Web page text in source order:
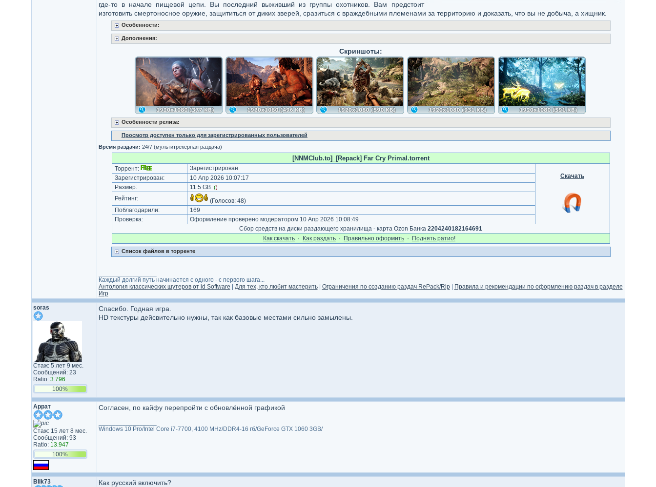
где-то в начале пищевой цепи. Вы последний выживший из группы охотников. Вам предстоит
изготовить смертоносное оружие, защититься от диких зверей, сразиться с враждебными племенами за территорию и доказать, что вы не добыча, а хищник.
Особенности:
Дополнения:
Скриншоты:
Особенности релиза:
Просмотр доступен только для зарегистрированных пользователей
Время раздачи: 24/7 (мультитрекерная раздача)
[NNMClub.to]_[Repack] Far Cry Primal.torrent
Торрент:
Зарегистрирован
Скачать
Зарегистрирован:
10 Апр 2026 10:07:17
Размер:
11.5 GB ()
Рейтинг: (Голосов: 48)
Поблагодарили:
169
Проверка:
Оформление проверено модератором 10 Апр 2026 10:08:49
Сбор средств на диски раздающего хранилища - карта Ozon Банка 2204240182164691
Как cкачать · Как раздать · Правильно оформить · Поднять ратио!
Список файлов в торренте
Каждый долгий путь начинается с одного - с первого шага...
Антология классических шутеров от id Software
Для тех, кто любит мастерить| Ограничения по созданию раздач RePack/Rip|
Правила и рекомендации по оформлению раздач в разделе
Игр
soras
Стаж: 5 лет 9 мес.
Сообщений: 23
Ratio: 3.796
100%
Спасибо. Годная игра.
HD текстуры дейсвительно нужны, так как базовые местами сильно замылены.
Аррат
Стаж: 15 лет 8 мес.
Сообщений: 93
Ratio: 13.947
100%
Согласен, по кайфу перепройти с обновлённой графикой
Windows 10 Pro/Intel Core i7-7700, 4100 MHz/DDR4-16 гб/GeForce GTX 1060 3GB/
Blik73
Как русский включить?